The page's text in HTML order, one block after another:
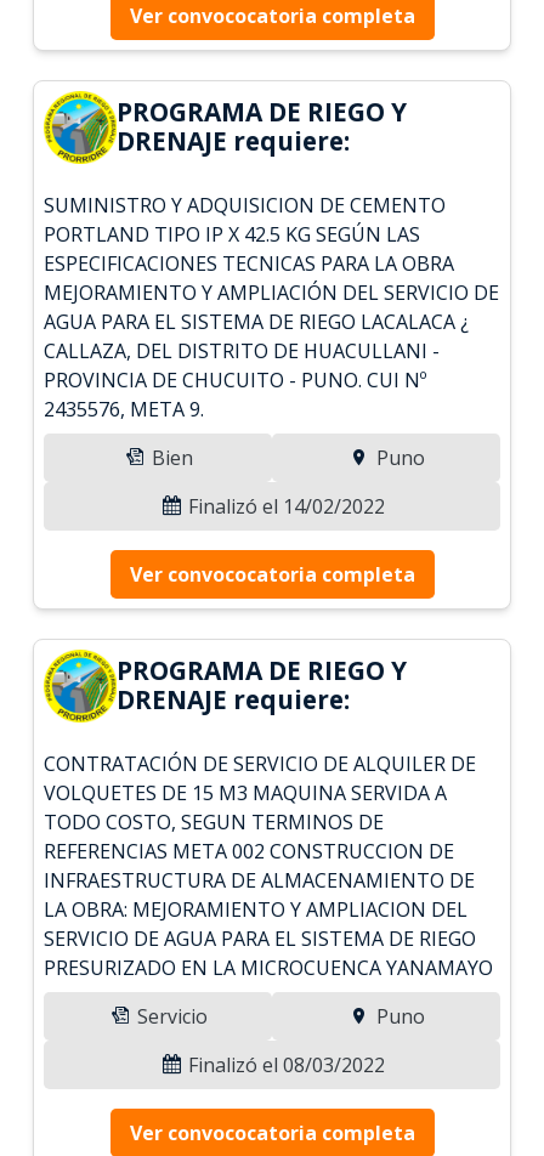
Ver convococatoria completa
PROGRAMA DE RIEGO Y
DRENAJE requiere:
SUMINISTRO Y ADQUISICION DE CEMENTO
PORTLAND TIPO IP X 42.5 KG SEGÚN LAS
ESPECIFICACIONES TECNICAS PARA LA OBRA
MEJORAMIENTO Y AMPLIACIÓN DEL SERVICIO DE
AGUA PARA EL SISTEMA DE RIEGO LACALACA ¿
CALLAZA, DEL DISTRITO DE HUACULLANI -
PROVINCIA DE CHUCUITO - PUNO. CUI Nº
2435576, META 9.
Bien
Puno
Finalizó el 14/02/2022
Ver convococatoria completa
PROGRAMA DE RIEGO Y
DRENAJE requiere:
CONTRATACIÓN DE SERVICIO DE ALQUILER DE
VOLQUETES DE 15 M3 MAQUINA SERVIDA A
TODO COSTO, SEGUN TERMINOS DE
REFERENCIAS META 002 CONSTRUCCION DE
INFRAESTRUCTURA DE ALMACENAMIENTO DE
LA OBRA: MEJORAMIENTO Y AMPLIACION DEL
SERVICIO DE AGUA PARA EL SISTEMA DE RIEGO
PRESURIZADO EN LA MICROCUENCA YANAMAYO
Servicio
Puno
Finalizó el 08/03/2022
Ver convococatoria completa